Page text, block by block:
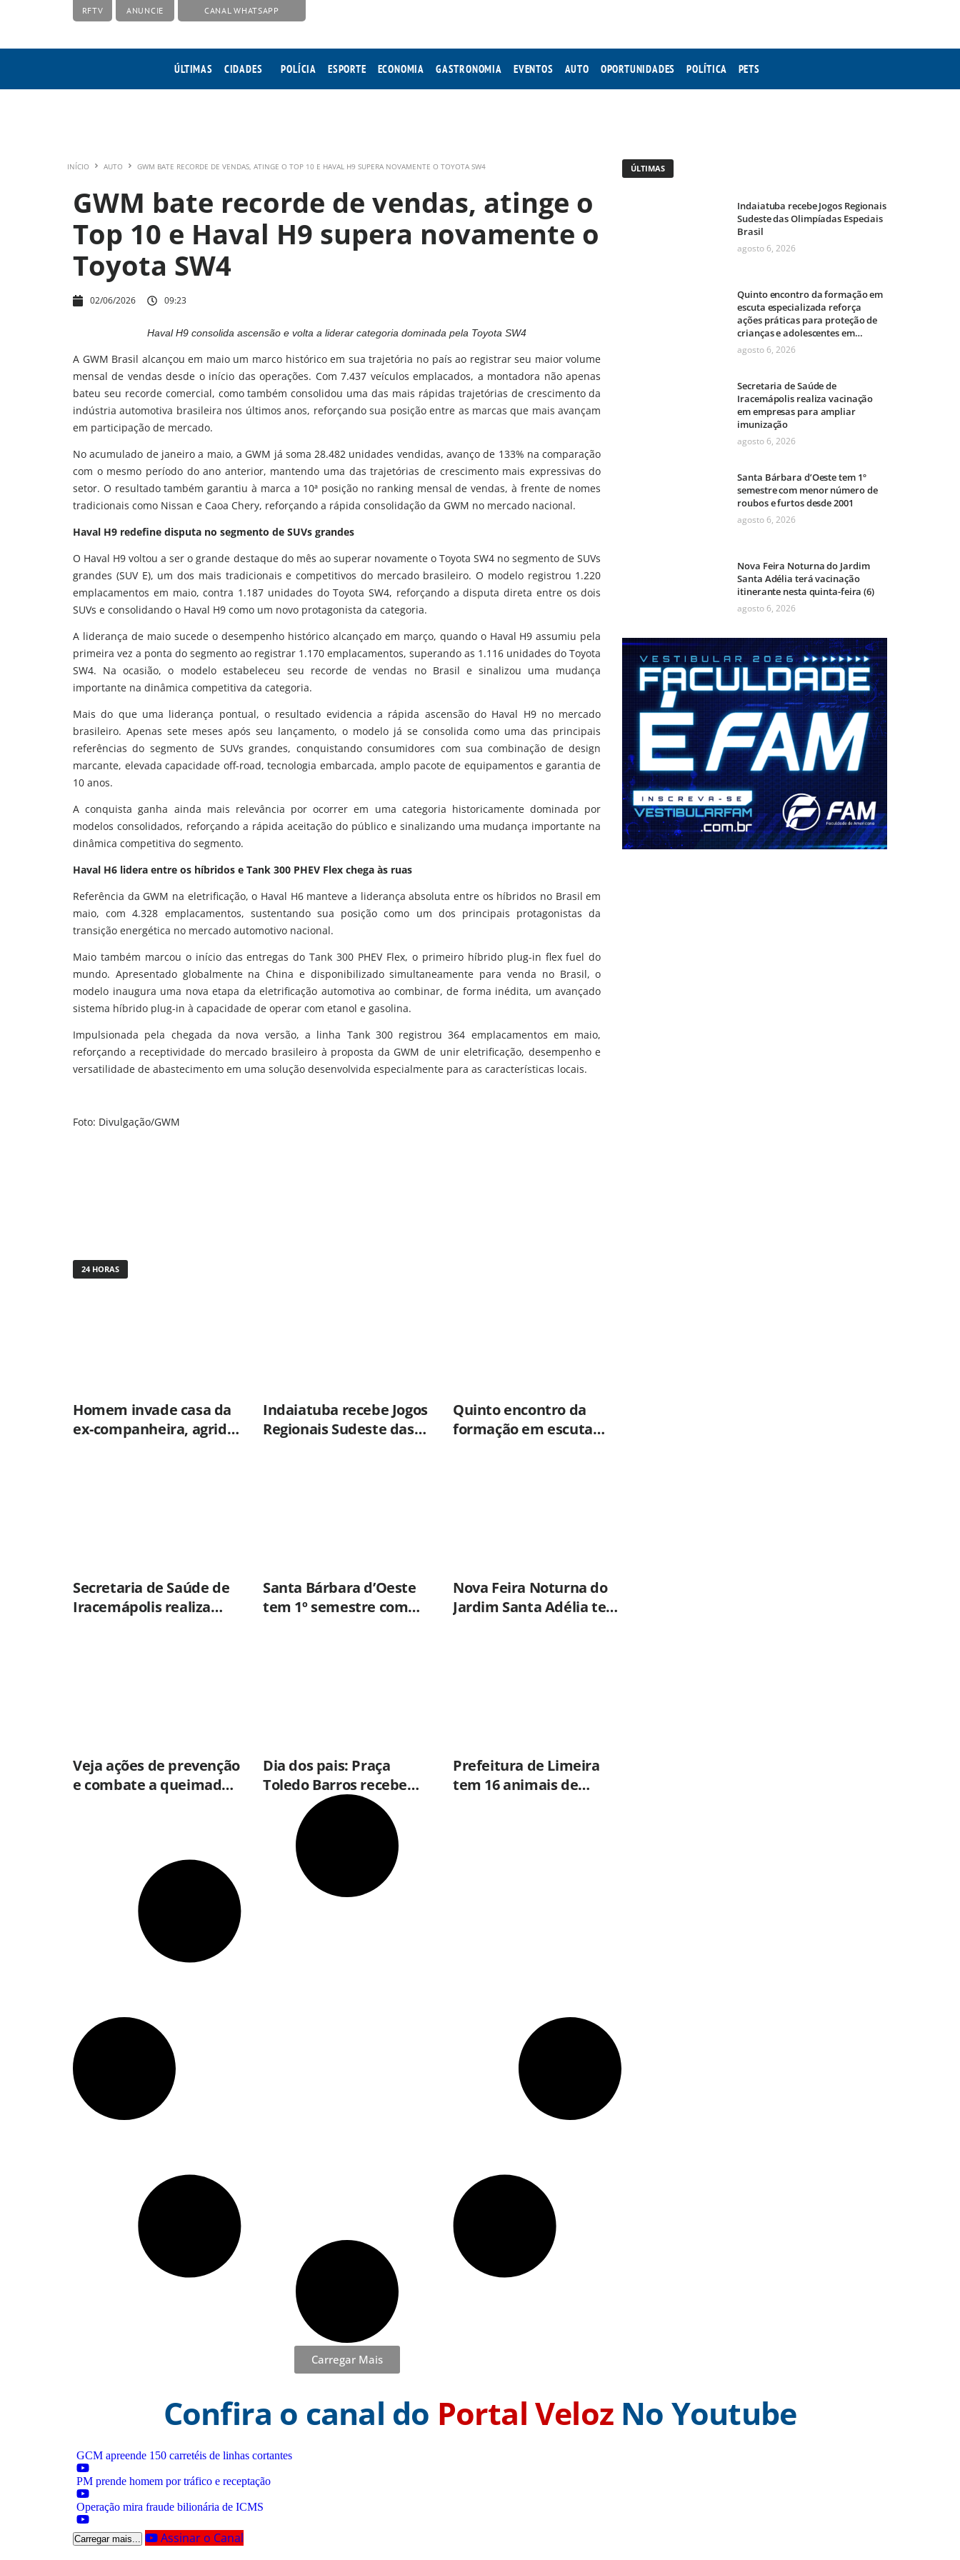
RFTV ANUNCIE CANAL WHATSAPP
ÚLTIMAS CIDADES POLÍCIA ESPORTE ECONOMIA GASTRONOMIA EVENTOS AUTO OPORTUNIDADES POLÍTICA PETS
INÍCIO AUTO GWM BATE RECORDE DE VENDAS, ATINGE O TOP 10 E HAVAL H9 SUPERA NOVAMENTE O TOYOTA SW4
GWM bate recorde de vendas, atinge o
Top 10 e Haval H9 supera novamente o
Toyota SW4
02/06/2026 09:23
Haval H9 consolida ascensão e volta a liderar categoria dominada pela Toyota SW4
A GWM Brasil alcançou em maio um marco histórico em sua trajetória no país ao registrar seu maior volume
mensal de vendas desde o início das operações. Com 7.437 veículos emplacados, a montadora não apenas
bateu seu recorde comercial, como também consolidou uma das mais rápidas trajetórias de crescimento da
indústria automotiva brasileira nos últimos anos, reforçando sua posição entre as marcas que mais avançam
em participação de mercado.
No acumulado de janeiro a maio, a GWM já soma 28.482 unidades vendidas, avanço de 133% na comparação
com o mesmo período do ano anterior, mantendo uma das trajetórias de crescimento mais expressivas do
setor. O resultado também garantiu à marca a 10ª posição no ranking mensal de vendas, à frente de nomes
tradicionais como Nissan e Caoa Chery, reforçando a rápida consolidação da GWM no mercado nacional.
Haval H9 redefine disputa no segmento de SUVs grandes
O Haval H9 voltou a ser o grande destaque do mês ao superar novamente o Toyota SW4 no segmento de SUVs
grandes (SUV E), um dos mais tradicionais e competitivos do mercado brasileiro. O modelo registrou 1.220
emplacamentos em maio, contra 1.187 unidades do Toyota SW4, reforçando a disputa direta entre os dois
SUVs e consolidando o Haval H9 como um novo protagonista da categoria.
A liderança de maio sucede o desempenho histórico alcançado em março, quando o Haval H9 assumiu pela
primeira vez a ponta do segmento ao registrar 1.170 emplacamentos, superando as 1.116 unidades do Toyota
SW4. Na ocasião, o modelo estabeleceu seu recorde de vendas no Brasil e sinalizou uma mudança
importante na dinâmica competitiva da categoria.
Mais do que uma liderança pontual, o resultado evidencia a rápida ascensão do Haval H9 no mercado
brasileiro. Apenas sete meses após seu lançamento, o modelo já se consolida como uma das principais
referências do segmento de SUVs grandes, conquistando consumidores com sua combinação de design
marcante, elevada capacidade off-road, tecnologia embarcada, amplo pacote de equipamentos e garantia de
10 anos.
A conquista ganha ainda mais relevância por ocorrer em uma categoria historicamente dominada por
modelos consolidados, reforçando a rápida aceitação do público e sinalizando uma mudança importante na
dinâmica competitiva do segmento.
Haval H6 lidera entre os híbridos e Tank 300 PHEV Flex chega às ruas
Referência da GWM na eletrificação, o Haval H6 manteve a liderança absoluta entre os híbridos no Brasil em
maio, com 4.328 emplacamentos, sustentando sua posição como um dos principais protagonistas da
transição energética no mercado automotivo nacional.
Maio também marcou o início das entregas do Tank 300 PHEV Flex, o primeiro híbrido plug-in flex fuel do
mundo. Apresentado globalmente na China e disponibilizado simultaneamente para venda no Brasil, o
modelo inaugura uma nova etapa da eletrificação automotiva ao combinar, de forma inédita, um avançado
sistema híbrido plug-in à capacidade de operar com etanol e gasolina.
Impulsionada pela chegada da nova versão, a linha Tank 300 registrou 364 emplacamentos em maio,
reforçando a receptividade do mercado brasileiro à proposta da GWM de unir eletrificação, desempenho e
versatilidade de abastecimento em uma solução desenvolvida especialmente para as características locais.
Foto: Divulgação/GWM
ÚLTIMAS
Indaiatuba recebe Jogos Regionais
Sudeste das Olimpíadas Especiais
Brasil
agosto 6, 2026
Quinto encontro da formação em
escuta especializada reforça
ações práticas para proteção de
crianças e adolescentes em
Americana
agosto 6, 2026
Secretaria de Saúde de
Iracemápolis realiza vacinação
em empresas para ampliar
imunização
agosto 6, 2026
Santa Bárbara d’Oeste tem 1º
semestre com menor número de
roubos e furtos desde 2001
agosto 6, 2026
Nova Feira Noturna do Jardim
Santa Adélia terá vacinação
itinerante nesta quinta-feira (6)
agosto 6, 2026
24 HORAS
Homem invade casa da
ex-companheira, agride
Indaiatuba recebe Jogos
Regionais Sudeste das
Quinto encontro da
formação em escuta
Secretaria de Saúde de
Iracemápolis realiza
Santa Bárbara d’Oeste
tem 1º semestre com
Nova Feira Noturna do
Jardim Santa Adélia terá
Veja ações de prevenção
e combate a queimadas
Dia dos pais: Praça
Toledo Barros recebe
apresentação musical
neste sábado (8)
Prefeitura de Limeira
tem 16 animais de
Carregar Mais
Confira o canal do Portal Veloz No Youtube
GCM apreende 150 carretéis de linhas cortantes
PM prende homem por tráfico e receptação
Operação mira fraude bilionária de ICMS
Carregar mais... Assinar o Canal